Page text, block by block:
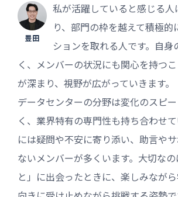
豊田
私が活躍していると感じる人
り、部門の枠を越えて積極的
ションを取れる人です。自身
く、メンバーの状況にも関心を持つ
が深まり、視野が広がっていきます。
データセンターの分野は変化のスピ
く、業界特有の専門性も持ち合わせ
には疑問や不安に寄り添い、助言や
ないメンバーが多くいます。大切な
と」に出会ったときに、楽しみなが